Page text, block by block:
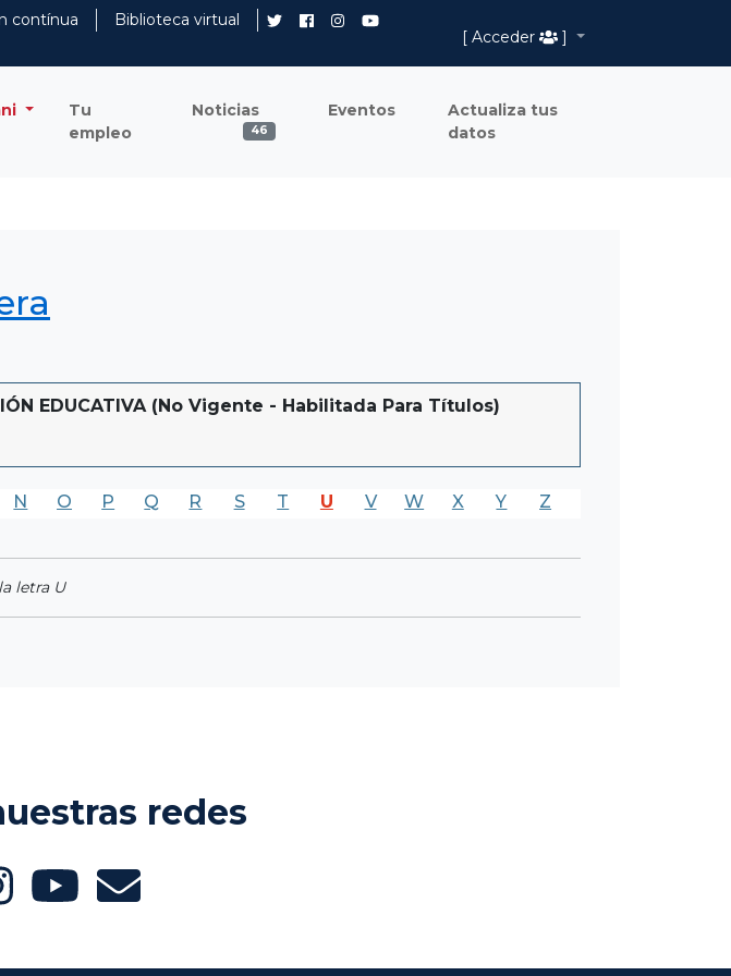
contínua
Biblioteca virtual
[ Acceder
]
Tu
empleo
Noticias
46
Eventos
Actualiza tus
datos
EDUCATIVA (No Vigente - Habilitada Para Títulos)
N O P Q R S T U V W X Y Z
letra U
redes